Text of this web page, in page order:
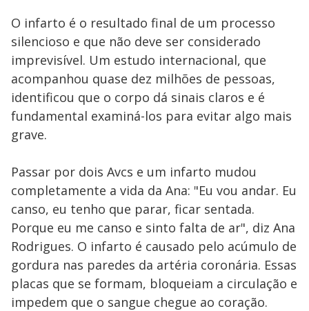
O infarto é o resultado final de um processo
silencioso e que não deve ser considerado
imprevisível. Um estudo internacional, que
acompanhou quase dez milhões de pessoas,
identificou que o corpo dá sinais claros e é
fundamental examiná-los para evitar algo mais
grave.
Passar por dois Avcs e um infarto mudou
completamente a vida da Ana: "Eu vou andar. Eu
canso, eu tenho que parar, ficar sentada.
Porque eu me canso e sinto falta de ar", diz Ana
Rodrigues. O infarto é causado pelo acúmulo de
gordura nas paredes da artéria coronária. Essas
placas que se formam, bloqueiam a circulação e
impedem que o sangue chegue ao coração.